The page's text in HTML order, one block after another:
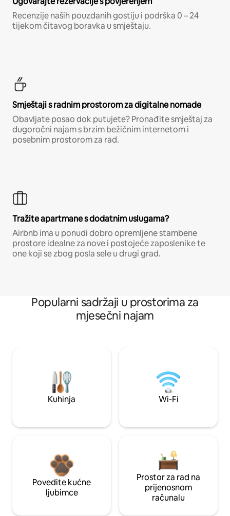
Recenzije naših pouzdanih gostiju i podrška 0 – 24
tijekom čitavog boravka u smještaju.
Smještaji s radnim prostorom za digitalne nomade
Obavljate posao dok putujete? Pronađite smještaj za
dugoročni najam s brzim bežičnim internetom i
posebnim prostorom za rad.
Tražite apartmane s dodatnim uslugama?
Airbnb ima u ponudi dobro opremljene stambene
prostore idealne za nove i postojeće zaposlenike te
one koji se zbog posla sele u drugi grad.
Popularni sadržaji u prostorima za
mjesečni najam
Kuhinja Wi-Fi
Povedite kućne
ljubimce
Prostor za rad na
prijenosnom
računalu